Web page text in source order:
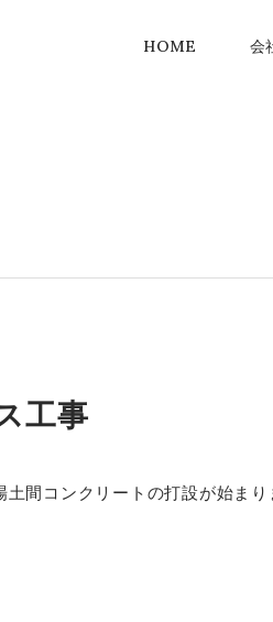
HOME 会
工事
間コンクリートの打設が始まり